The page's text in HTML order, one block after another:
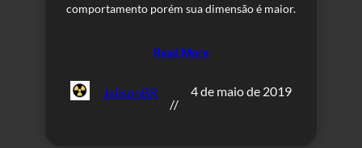
comportamento porém sua dimensão é maior.
Read More
JailsonBR
//
4 de maio de 2019